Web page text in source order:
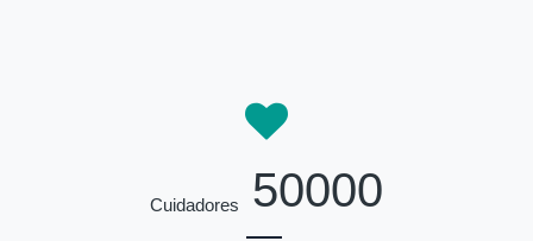
Cuidadores 50000